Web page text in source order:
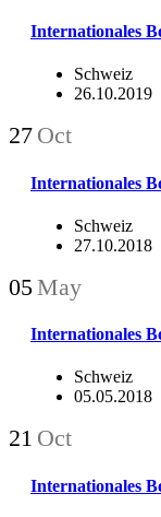
Internationales
Schweiz
26.10.2019
27 Oct
Internationales
Schweiz
27.10.2018
05May
Internationales
Schweiz
05.05.2018
21 Oct
Internationales